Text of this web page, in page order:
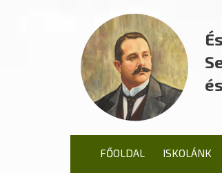
FŐOLDAL ISKOLÁNK